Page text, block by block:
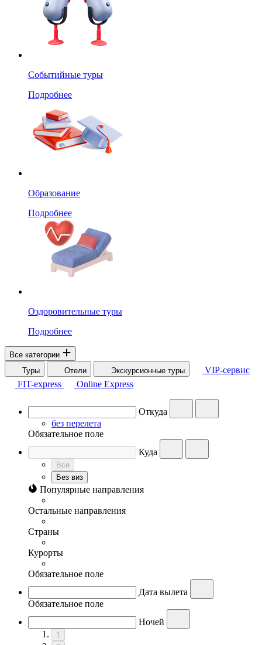
Событийные туры
Подробнее
Образование
Подробнее
Оздоровительные туры
Подробнее
Все категории
Туры
Отели Экскурсионные туры
VIP-сервис
FIT-express
Online Express
Откуда
без перелета
Обязательное поле
Куда
Все
Без виз
Популярные направления
Остальные направления
Страны
Курорты
Обязательное поле
Дата вылета
Обязательное поле
Ночей
1